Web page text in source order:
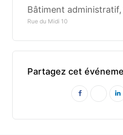
Bâtiment administratif,
Rue du Midi 10
Partagez cet